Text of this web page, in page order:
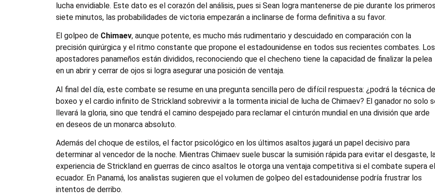
lucha envidiable. Este dato es el corazón del análisis, pues si Sean logra mantenerse de pie durante los
siete minutos, las probabilidades de victoria empezarán a inclinarse de forma definitiva a su favor.
El golpeo de Chimaev, aunque potente, es mucho más rudimentario y descuidado en comparación con la
precisión quirúrgica y el ritmo constante que propone el estadounidense en todos sus recientes combates. Los
apostadores panameños están divididos, reconociendo que el checheno tiene la capacidad de finalizar la pelea
en un abrir y cerrar de ojos si logra asegurar una posición de ventaja.
Al final del día, este combate se resume en una pregunta sencilla pero de difícil respuesta: ¿podrá la técnica
boxeo y el cardio infinito de Strickland sobrevivir a la tormenta inicial de lucha de Chimaev? El ganador no solo
llevará la gloria, sino que tendrá el camino despejado para reclamar el cinturón mundial en una división que arde
en deseos de un monarca absoluto.
Además del choque de estilos, el factor psicológico en los últimos asaltos jugará un papel decisivo para
determinar al vencedor de la noche. Mientras Chimaev suele buscar la sumisión rápida para evitar el desgaste,
experiencia de Strickland en guerras de cinco asaltos le otorga una ventaja competitiva si el combate supera
ecuador. En Panamá, los analistas sugieren que el volumen de golpeo del estadounidense podría frustrar los
intentos de derribo.